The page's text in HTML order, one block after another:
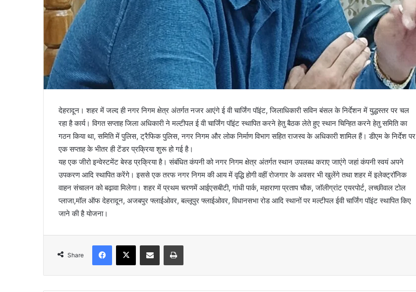
देहरादून। शहर में जल्द ही नगर निगम क्षेत्र अंतर्गत नजर आएंगे ई वी चार्जिंग पॉइंट, जिलाधिकारी सविन बंसल के निर्देशन में युद्धस्तर पर चल
रहा है कार्य। विगत सप्ताह जिला अधिकारी ने मल्टीपल ई वी चार्जिंग पॉइंट स्थापित करने हेतु बैठक लेते हुए स्थान चिन्हित करने हेतु समिति का
गठन किया था, समिति में पुलिस, ट्रैफिक पुलिस, नगर निगम और लोक निर्माण विभाग सहित राजस्व के अधिकारी शामिल हैं। डीएम के निर्देश पर
एक सप्ताह के भीतर ही टेंडर प्रक्रिया शुरू हो गई है।
यह एक जीरो इन्वेस्टमेंट बेस्ड प्रक्रिया है। संबंधित कंपनी को नगर निगम क्षेत्र अंतर्गत स्थान उपलब्ध कराए जाएंगे जहां कंपनी स्वयं अपने
उपकरण आदि स्थापित करेंगे। इससे एक तरफ नगर निगम की आय में वृद्धि होगी वहीं रोजगार के अवसर भी खुलेंगे तथा शहर में इलेक्ट्रॉनिक
वाहन संचालन को बढ़ावा मिलेगा। शहर में प्रथम चरणमें आईएसबीटी, गांधी पार्क, महाराणा प्रताप चौक, जॉलीग्रांट एयरपोर्ट, लच्छीवाल टोल
प्लाजा,मॉल ऑफ देहरादून, अजबपुर फ्लाईओवर, बल्लूपुर फ्लाईओवर, विधानसभा रोड आदि स्थानों पर मल्टीपल ईवी चार्जिंग पॉइंट स्थापित किए
जाने की है योजना।
Share